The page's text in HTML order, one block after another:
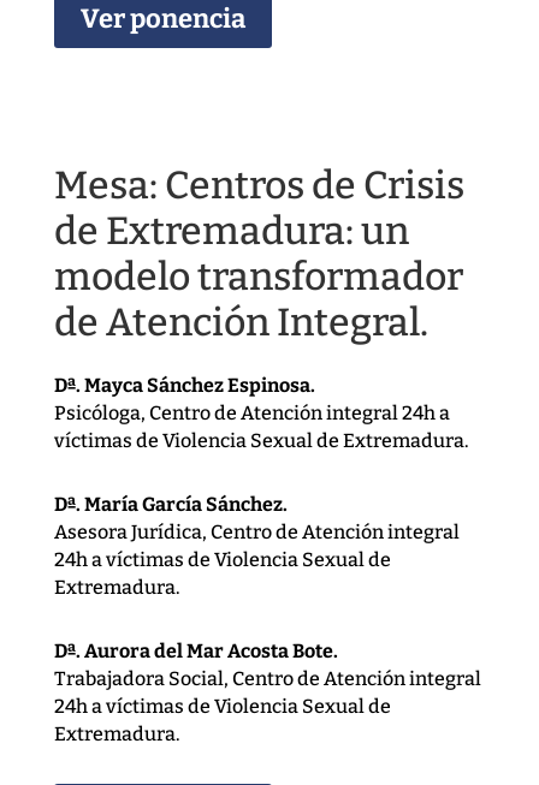
Ver ponencia
Mesa: Centros de Crisis
de Extremadura: un
modelo transformador
de Atención Integral.
Dª. Mayca Sánchez Espinosa.
Psicóloga, Centro de Atención integral 24h a
víctimas de Violencia Sexual de Extremadura.
Dª. María García Sánchez.
Asesora Jurídica, Centro de Atención integral
24h a víctimas de Violencia Sexual de
Extremadura.
Dª. Aurora del Mar Acosta Bote.
Trabajadora Social, Centro de Atención integral
24h a víctimas de Violencia Sexual de
Extremadura.